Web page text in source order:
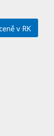
v RK